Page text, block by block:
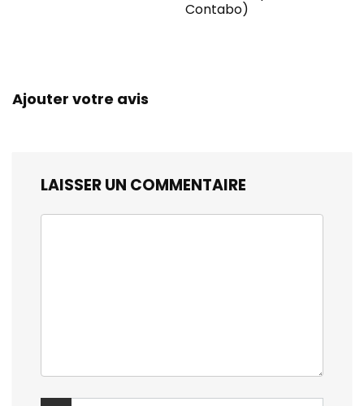
Contabo)
Ajouter votre avis
LAISSER UN COMMENTAIRE